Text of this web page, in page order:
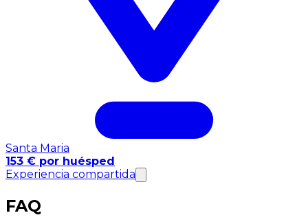
Santa Maria
153 € por huésped
Experiencia compartida
FAQ